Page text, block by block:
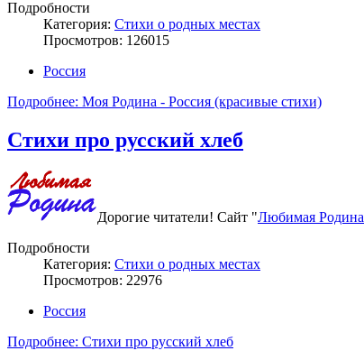
Подробности
Категория: Стихи о родных местах
Просмотров: 126015
Россия
Подробнее: Моя Родина - Россия (красивые стихи)
Стихи про русский хлеб
Дорогие читатели! Сайт "Любимая Родина
Подробности
Категория: Стихи о родных местах
Просмотров: 22976
Россия
Подробнее: Стихи про русский хлеб